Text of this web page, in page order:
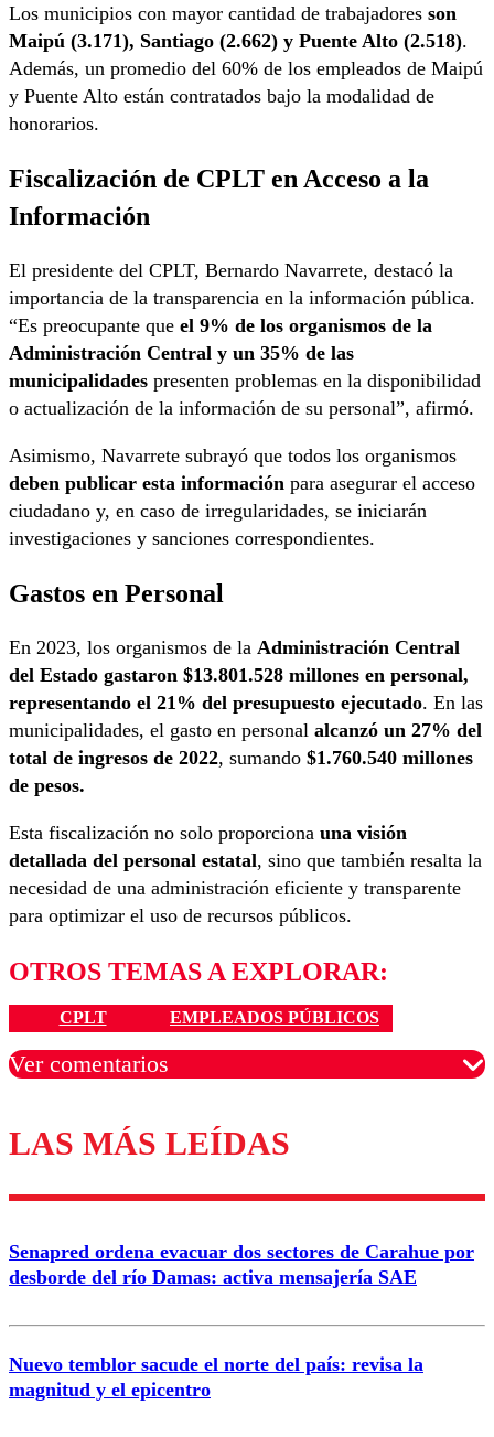
Los municipios con mayor cantidad de trabajadores son
Maipú (3.171), Santiago (2.662) y Puente Alto (2.518).
Además, un promedio del 60% de los empleados de Maipú
y Puente Alto están contratados bajo la modalidad de
honorarios.
Fiscalización de CPLT en Acceso a la
Información
El presidente del CPLT, Bernardo Navarrete, destacó la
importancia de la transparencia en la información pública.
“Es preocupante que el 9% de los organismos de la
Administración Central y un 35% de las
municipalidades presenten problemas en la disponibilidad
o actualización de la información de su personal”, afirmó.
Asimismo, Navarrete subrayó que todos los organismos
deben publicar esta información para asegurar el acceso
ciudadano y, en caso de irregularidades, se iniciarán
investigaciones y sanciones correspondientes.
Gastos en Personal
En 2023, los organismos de la Administración Central
del Estado gastaron $13.801.528 millones en personal,
representando el 21% del presupuesto ejecutado. En las
municipalidades, el gasto en personal alcanzó un 27% del
total de ingresos de 2022, sumando $1.760.540 millones
de pesos.
Esta fiscalización no solo proporciona una visión
detallada del personal estatal, sino que también resalta la
necesidad de una administración eficiente y transparente
para optimizar el uso de recursos públicos.
OTROS TEMAS A EXPLORAR:
CPLT EMPLEADOS PÚBLICOS
Ver comentarios
Los comentarios son moderados para garantizar un
diálogo respetuoso.
Nombre
Correo
LAS MÁS LEÍDAS
Senapred ordena evacuar dos sectores de Carahue por
desborde del río Damas: activa mensajería SAE
Nuevo temblor sacude el norte del país: revisa la
magnitud y el epicentro